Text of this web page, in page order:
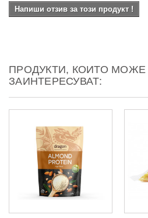
Напиши отзив за този продукт !
ПРОДУКТИ, КОИТО
ЗАИНТЕРЕСУВАТ: